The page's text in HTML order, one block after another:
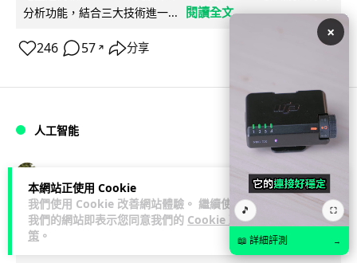
本網站正使用 Cookie
我們使用 Cookie 改善網站體驗。 繼續使用
我們的網站即表示您同意我們的 Cookie 政
策 。
分析功能，結合三大技術進一...
閱讀全文
246 57 ↗ 分享
人工智能
貨運火箭 沖繩飛台灣僅需 15 分鐘 Hop
Aero 將 550 磅貨物運送至 725 公里外
×
🎵 ⛶
📖 詳細評測 →